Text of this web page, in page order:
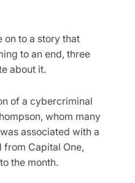
on to a story that
to an end, three
about it.
of a cybercriminal
whom many
associated with a
from Capital One,
the month.